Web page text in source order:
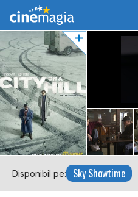
Disponibil pe: Sky Showtime